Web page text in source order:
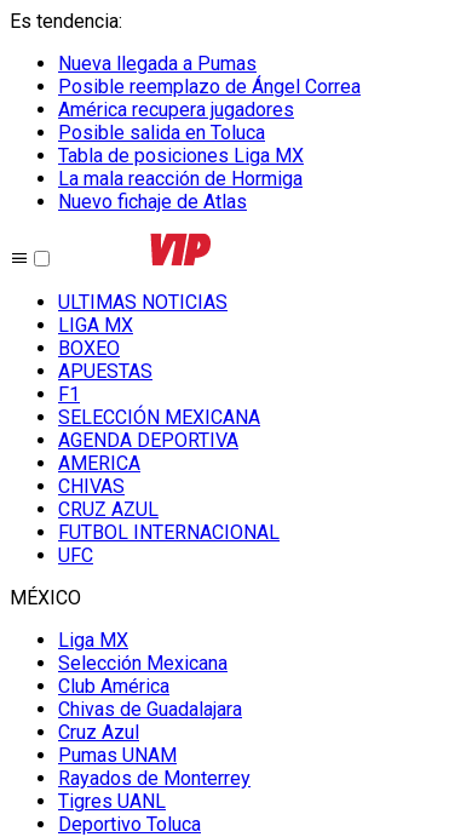
Es tendencia:
Nueva llegada a Pumas
Posible reemplazo de Ángel Correa
América recupera jugadores
Posible salida en Toluca
Tabla de posiciones Liga MX
La mala reacción de Hormiga
Nuevo fichaje de Atlas
ULTIMAS NOTICIAS
LIGA MX
BOXEO
APUESTAS
F1
SELECCIÓN MEXICANA
AGENDA DEPORTIVA
AMERICA
CHIVAS
CRUZ AZUL
FUTBOL INTERNACIONAL
UFC
MÉXICO
Liga MX
Selección Mexicana
Club América
Chivas de Guadalajara
Cruz Azul
Pumas UNAM
Rayados de Monterrey
Tigres UANL
Deportivo Toluca